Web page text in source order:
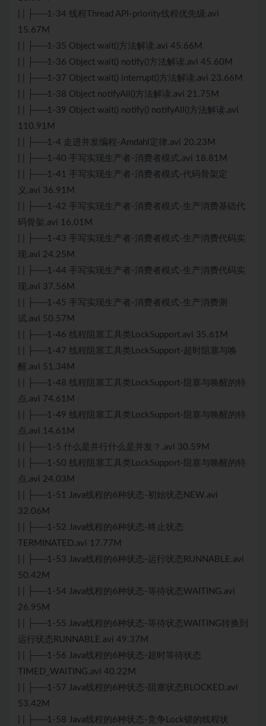
| | ├──1-34 线程Thread API-priority线程优先级.avi
15.67M
| | ├──1-35 Object wait()方法解读.avi 45.66M
| | ├──1-36 Object wait() notify()方法解读.avi 45.60M
| | ├──1-37 Object wait() interrupt()方法解读.avi 23.66M
| | ├──1-38 Object notifyAll()方法解读.avi 21.75M
| | ├──1-39 Object wait() notify() notifyAll()方法解读.avi
110.91M
| | ├──1-4 走进并发编程-Amdahl定律.avi 20.23M
| | ├──1-40 手写实现生产者-消费者模式.avi 18.81M
| | ├──1-41 手写实现生产者-消费者模式-代码骨架定
义.avi 36.91M
| | ├──1-42 手写实现生产者-消费者模式-生产消费基础代
码骨架.avi 16.01M
| | ├──1-43 手写实现生产者-消费者模式-生产消费代码实
现.avi 24.25M
| | ├──1-44 手写实现生产者-消费者模式-生产消费代码实
现.avi 37.56M
| | ├──1-45 手写实现生产者-消费者模式-生产消费测
试.avi 50.57M
| | ├──1-46 线程阻塞工具类LockSupport.avi 35.61M
| | ├──1-47 线程阻塞工具类LockSupport-超时阻塞与唤
醒.avi 51.34M
| | ├──1-48 线程阻塞工具类LockSupport-阻塞与唤醒的特
点.avi 74.61M
| | ├──1-49 线程阻塞工具类LockSupport-阻塞与唤醒的特
点.avi 14.61M
| | ├──1-5 什么是并行什么是并发？.avi 30.59M
| | ├──1-50 线程阻塞工具类LockSupport-阻塞与唤醒的特
点.avi 24.03M
| | ├──1-51 Java线程的6种状态-初始状态NEW.avi
32.06M
| | ├──1-52 Java线程的6种状态-终止状态
TERMINATED.avi 17.77M
| | ├──1-53 Java线程的6种状态-运行状态RUNNABLE.avi
50.42M
| | ├──1-54 Java线程的6种状态-等待状态WAITING.avi
26.95M
| | ├──1-55 Java线程的6种状态-等待状态WAITING转换到
运行状态RUNNABLE.avi 49.37M
| | ├──1-56 Java线程的6种状态-超时等待状态
TIMED_WAITING.avi 40.22M
| | ├──1-57 Java线程的6种状态-阻塞状态BLOCKED.avi
53.42M
| | ├──1-58 Java线程的6种状态-竞争Lock锁的线程状